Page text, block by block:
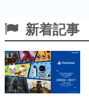
新着記事